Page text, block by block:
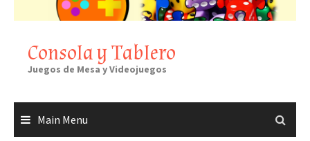
Consola y Tablero
Juegos de Mesa y Videojuegos
Main Menu